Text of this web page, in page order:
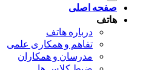
صفحه اصلی
هاتف
درباره هاتف
تفاهم و همکاری علمی
مدرسان و همکاران